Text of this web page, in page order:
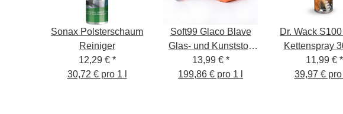
Sonax Polsterschaum
Reiniger
12,29 € *
30,72 € pro 1 l
Soft99 Glaco Blave
Glas- und Kunststoff
Versiegelung, für
Motorräder, Bikes,
13,99 € *
199,86 € pro 1 l
Dr. Wack
Kettenspray
11,99 € *
39,97 € pro